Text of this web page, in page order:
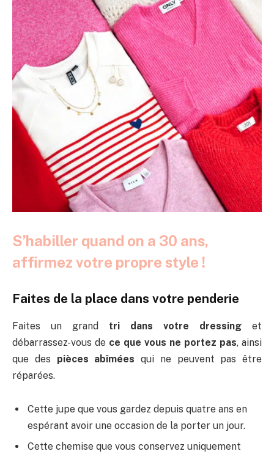
S’habiller quand on a 30 ans,
affirmez votre propre style !
Faites de la place dans votre penderie
Faites un grand tri dans votre dressing et
débarrassez-vous de ce que vous ne portez pas, ainsi
que des pièces abîmées qui ne peuvent pas être
réparées.
Cette jupe que vous gardez depuis quatre ans en
espérant avoir une occasion de la porter un jour.
Cette chemise que vous conservez uniquement